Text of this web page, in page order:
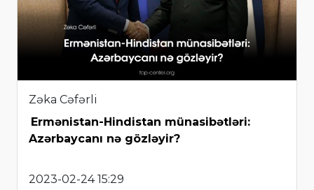
Zəka Cəfərli
Ermənistan-Hindistan münasibətləri:
Azərbaycanı nə gözləyir?
2023-02-24 15:29